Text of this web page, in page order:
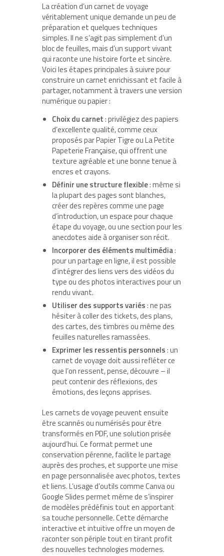
La création d’un carnet de voyage
véritablement unique demande un peu de
préparation et quelques techniques
simples. Il ne s’agit pas simplement d’un
bloc de feuilles, mais d’un support vivant
qui raconte une histoire forte et sincère.
Voici les étapes principales à suivre pour
construire un carnet enrichissant et facile à
partager, notamment à travers une version
numérique ou papier :
Choix du carnet: privilégiez des papiers
d’excellente qualité, comme ceux
proposés par Papier Tigre ou La Petite
Papeterie Française, qui offrent une
texture agréable et une bonne tenue à
encres et crayons.
Définir une structure flexible: même si
la plupart des pages sont blanches,
créer des repères comme une page
d’introduction, un espace pour chaque
étape du voyage, ou une section pour les
anecdotes aide à organiser son récit.
Incorporer des éléments multimédia:
pour un partage en ligne, il est possible
d’intégrer des liens vers des vidéos du
type ou des photos interactives pour un
rendu vivant.
Utiliser des supports variés: ne pas
hésiter à coller des tickets, des plans,
des cartes, des timbres ou même des
feuilles naturelles ramassées.
Exprimer les ressentis personnels: un
carnet de voyage doit aussi refléter ce
que l’on ressent, pense, découvre – il
peut contenir des réflexions, des
émotions, des leçons apprises.
Les carnets de voyage peuvent ensuite
être scannés ou numérisés pour être
transformés en PDF, une solution prisée
aujourd’hui. Ce format permet une
conservation pérenne, facilite le partage
auprès des proches, et supporte une mise
en page personnalisée avec photos, textes
et liens. L’usage d’outils comme Canva ou
Google Slides permet même de s’inspirer
de modèles prédéfinis tout en apportant
sa touche personnelle. Cette démarche
interactive et intuitive offre un moyen de
raconter son périple tout en tirant profit
des nouvelles technologies modernes.